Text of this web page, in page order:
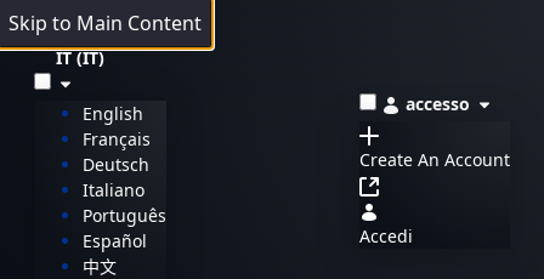
Skip to Main Content
IT (IT)
English
Français
Deutsch
Italiano
Português
Español
中文
accesso
Create An Account
Accedi